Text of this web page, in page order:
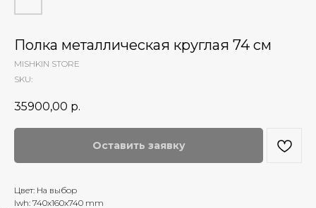
Полка металлическая круглая 74 см
MISHKIN STORE
SKU:
35900,00 р.
Оставить заявку
Цвет: На выбор
lwh: 740x160x740 mm